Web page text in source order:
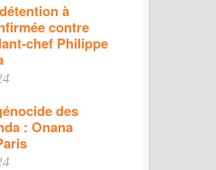
à
contre
chef Philippe
des
: Onana